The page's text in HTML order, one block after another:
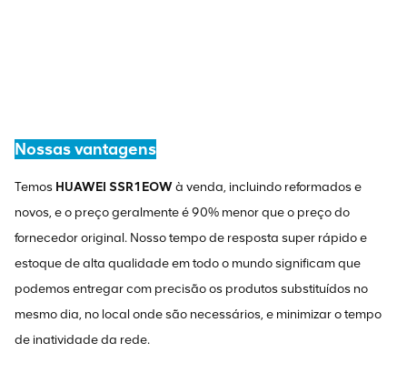
Nossas vantagens
Temos HUAWEI SSR1EOWà venda, incluindo reformados e
novos, e o preço geralmente é 90% menor que o preço do
fornecedor original. Nosso tempo de resposta super rápido e
estoque de alta qualidade em todo o mundo significam que
podemos entregar com precisão os produtos substituídos no
mesmo dia, no local onde são necessários, e minimizar o tempo
de inatividade da rede.